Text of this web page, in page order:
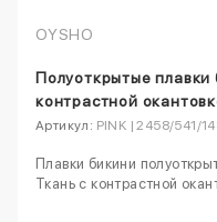
OYSHO
Полуоткрытые
контрастной
Артикул: PINK | 2458/541/
Плавки бикини
Ткань с контрастной